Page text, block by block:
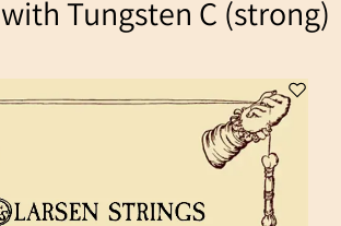
with Tungsten C (strong)